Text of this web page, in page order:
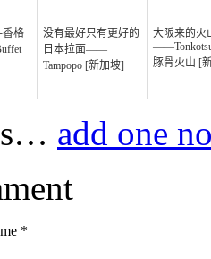
格
没有最好只有更好的
日本拉面——
Tampopo [新加坡]
大阪来的火
豚骨火山 [
add one
*